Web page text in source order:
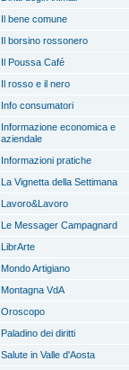
Il bene comune
Il borsino rossonero
Il Poussa Café
Il rosso e il nero
Info consumatori
Informazione economica e
aziendale
Informazioni pratiche
La Vignetta della Settimana
Lavoro&Lavoro
Le Messager Campagnard
LibrArte
Mondo Artigiano
Montagna VdA
Oroscopo
Paladino dei diritti
Salute in Valle d'Aosta